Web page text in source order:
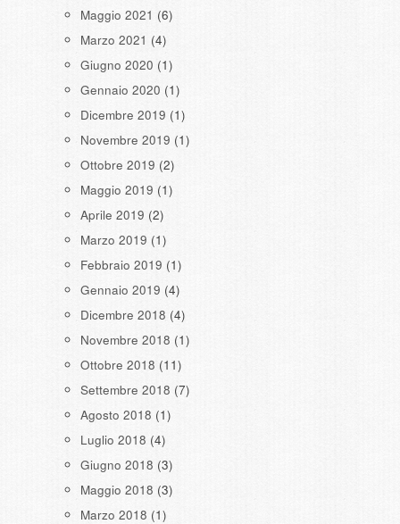
Maggio 2021 (6)
Marzo 2021 (4)
Giugno 2020 (1)
Gennaio 2020 (1)
Dicembre 2019 (1)
Novembre 2019 (1)
Ottobre 2019 (2)
Maggio 2019 (1)
Aprile 2019 (2)
Marzo 2019 (1)
Febbraio 2019 (1)
Gennaio 2019 (4)
Dicembre 2018 (4)
Novembre 2018 (1)
Ottobre 2018 (11)
Settembre 2018 (7)
Agosto 2018 (1)
Luglio 2018 (4)
Giugno 2018 (3)
Maggio 2018 (3)
Marzo 2018 (1)